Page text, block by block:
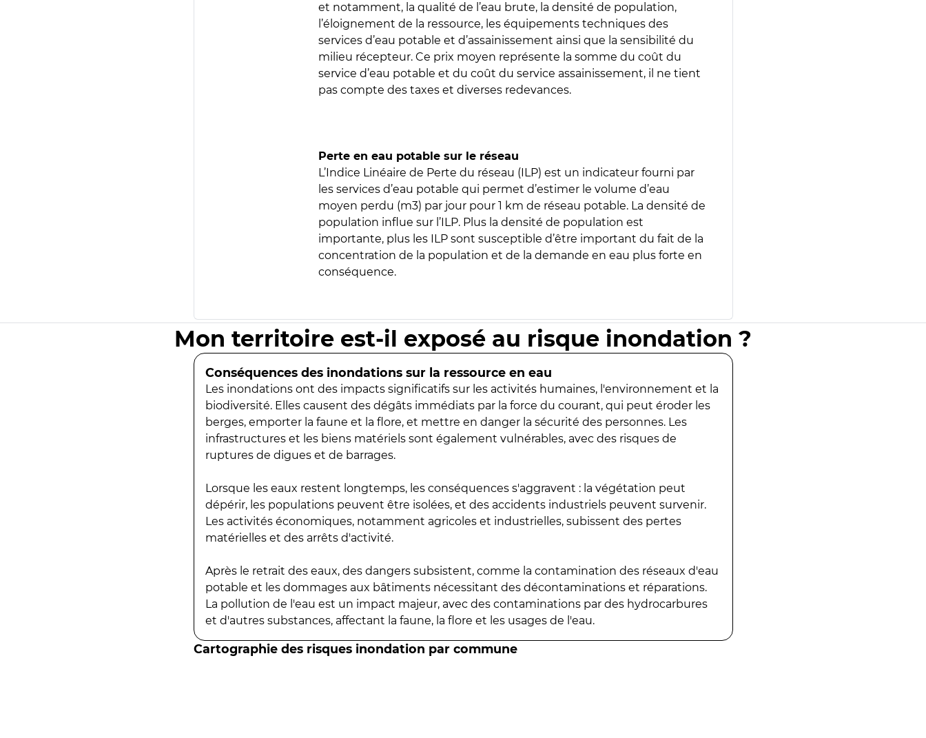
et notamment, la qualité de l’eau brute, la densité de population,
l’éloignement de la ressource, les équipements techniques des
services d’eau potable et d’assainissement ainsi que la sensibilité du
milieu récepteur. Ce prix moyen représente la somme du coût du
service d’eau potable et du coût du service assainissement, il ne tient
pas compte des taxes et diverses redevances.
Perte en eau potable sur le réseau
L’Indice Linéaire de Perte du réseau (ILP) est un indicateur fourni par
les services d’eau potable qui permet d’estimer le volume d’eau
moyen perdu (m3) par jour pour 1 km de réseau potable. La densité de
population influe sur l’ILP. Plus la densité de population est
importante, plus les ILP sont susceptible d’être important du fait de la
concentration de la population et de la demande en eau plus forte en
conséquence.
Mon territoire est-il exposé au risque inondation ?
Conséquences des inondations sur la ressource en eau
Les inondations ont des impacts significatifs sur les activités humaines, l'environnement et la
biodiversité. Elles causent des dégâts immédiats par la force du courant, qui peut éroder les
berges, emporter la faune et la flore, et mettre en danger la sécurité des personnes. Les
infrastructures et les biens matériels sont également vulnérables, avec des risques de
ruptures de digues et de barrages.
Lorsque les eaux restent longtemps, les conséquences s'aggravent : la végétation peut
dépérir, les populations peuvent être isolées, et des accidents industriels peuvent survenir.
Les activités économiques, notamment agricoles et industrielles, subissent des pertes
matérielles et des arrêts d'activité.
Après le retrait des eaux, des dangers subsistent, comme la contamination des réseaux d'eau
potable et les dommages aux bâtiments nécessitant des décontaminations et réparations.
La pollution de l'eau est un impact majeur, avec des contaminations par des hydrocarbures
et d'autres substances, affectant la faune, la flore et les usages de l'eau.
Cartographie des risques inondation par commune